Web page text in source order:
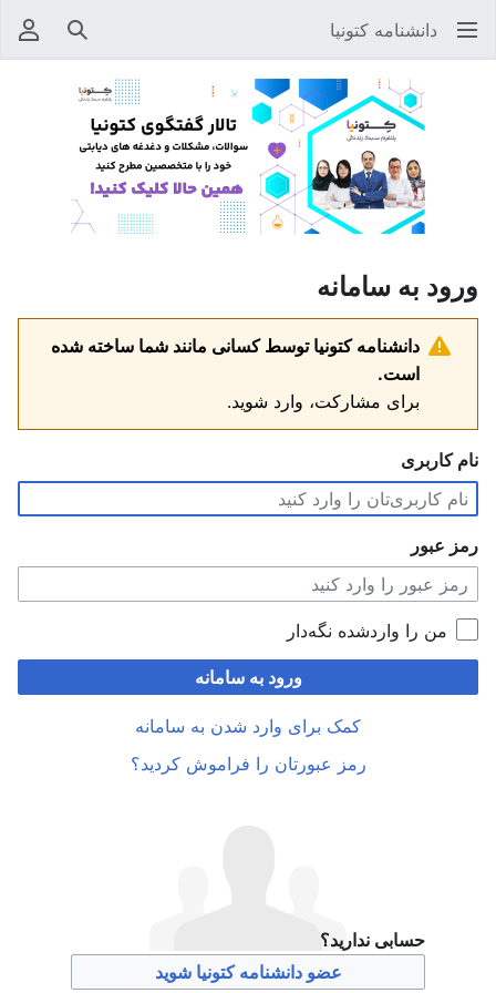
دانشنامه کتونیا جستجو
ورود به سامانه
دانشنامه کتونیا توسط کسانی مانند شما ساخته شده
است.
برای مشارکت، وارد شوید.
نام کاربری
رمز عبور
من را واردشده نگه‌دار
ورود به سامانه
کمک برای وارد شدن به سامانه
رمز عبورتان را فراموش کردید؟
حسابی ندارید؟
عضو دانشنامه کتونیا شوید